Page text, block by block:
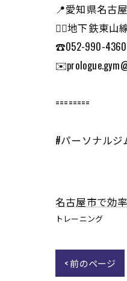
📍愛知県名古
🏃‍♂️地下鉄東山
☎️052-990-4360
========
#パーソナル
名古屋市で効
トレーニング
< 前のページ